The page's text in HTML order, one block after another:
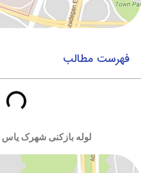
فهرست مطالب
لوله بازکنی شهرک یاس